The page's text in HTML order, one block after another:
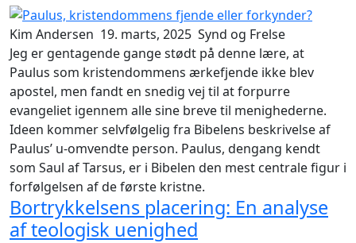
Kim Andersen 19. marts, 2025 Synd og Frelse
Jeg er gentagende gange stødt på denne lære, at
Paulus som kristendommens ærkefjende ikke blev
apostel, men fandt en snedig vej til at forpurre
evangeliet igennem alle sine breve til menighederne.
Ideen kommer selvfølgelig fra Bibelens beskrivelse af
Paulus’ u-omvendte person. Paulus, dengang kendt
som Saul af Tarsus, er i Bibelen den mest centrale figur i
forfølgelsen af de første kristne.
Bortrykkelsens placering: En analyse
af teologisk uenighed